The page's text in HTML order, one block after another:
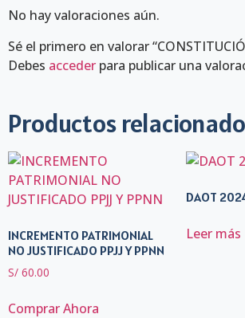
No hay valoraciones aún.
Sé el primero en valorar
Debes acceder para publicar una
Productos
INCREMENTO PATRIMONIAL
NO JUSTIFICADO PPJJ Y PPNN
S/ 60.00
Comprar Ahora
DAOT
Leer más